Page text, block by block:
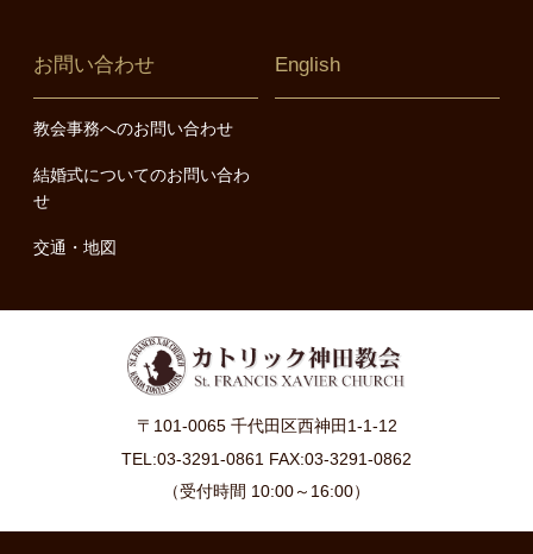
お問い合わせ
教会事務へのお問い合わせ
結婚式についてのお問い合わ
せ
交通・地図
English
〒101-0065 千代田区西神田1-1-12
TEL:03-3291-0861 FAX:03-3291-0862
（受付時間 10:00～16:00）